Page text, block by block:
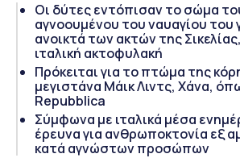
Οι δύτες εντόπισαν το σώμα
αγνοουμένου του ναυαγίου του
ανοικτά των ακτών της
ιταλική ακτοφυλακή
Πρόκειται για τo πτώμα της
μεγιστάνα Μάικ Λιντς, Χάνα,
Repubblica
Σύμφωνα με ιταλικά μέσα
έρευνα για ανθρωποκτονία εξ
κατά αγνώστων προσώπων